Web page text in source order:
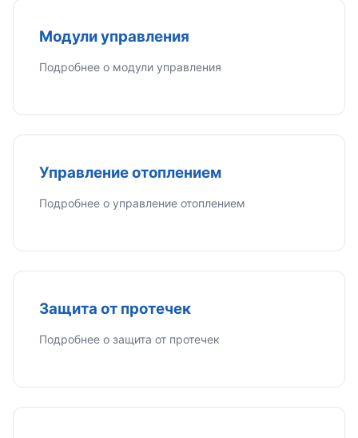
Модули управления
Подробнее о модули управления
Управление отоплением
Подробнее о управление отоплением
Защита от протечек
Подробнее о защита от протечек